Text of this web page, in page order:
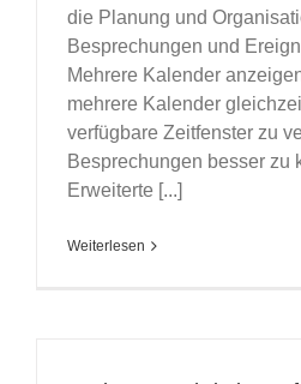
die Planung und
Besprechungen und
Mehrere Kalender
mehrere Kalender
verfügbare Zeitfenster zu
Besprechungen besser zu
Erweiterte [...]
Weiterlesen